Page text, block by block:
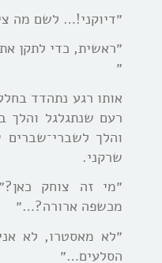
״דיוקני!… לשם מה
״ראשית, כדי לתקן
״
אותו רגע נתהדד
רעם שנתגלגל והלך
והלך
שרקני.
״מי זה צוחק
מכשפה ארורה?…״
״לא מאסטרו, לא
הסלעים…״